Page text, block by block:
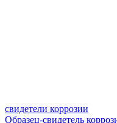
свидетели коррозии
Образец-свидетель